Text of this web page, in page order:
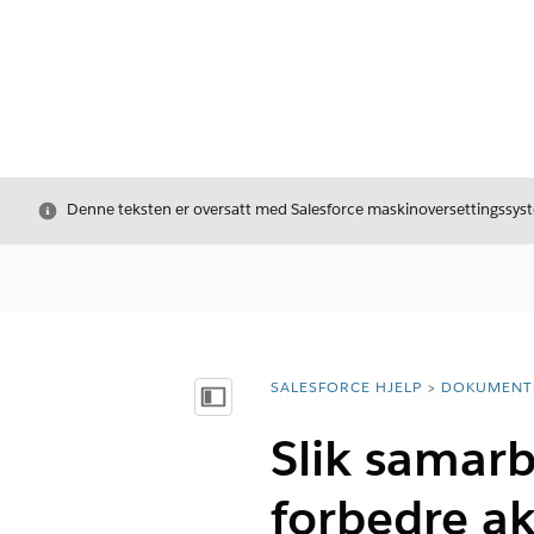
Avslutt
Denne teksten er oversatt med Salesforce
Vis innholdsfortegnelse
Du er her:
SALESFORCE HJELP
Slik
forbedre